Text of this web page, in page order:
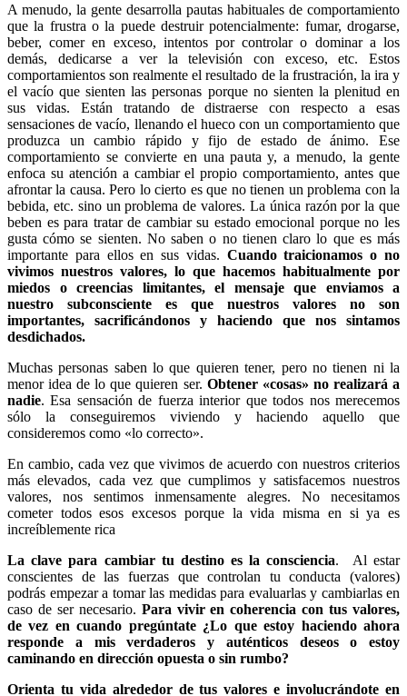
A menudo, la gente desarrolla pautas habituales de comportamiento
que la frustra o la puede destruir potencialmente: fumar, drogarse,
beber, comer en exceso, intentos por controlar o dominar a los
demás, dedicarse a ver la televisión con exceso, etc. Estos
comportamientos son realmente el resultado de la frustración, la ira y
el vacío que sienten las personas porque no sienten la plenitud en
sus vidas. Están tratando de distraerse con respecto a esas
sensaciones de vacío, llenando el hueco con un comportamiento que
produzca un cambio rápido y fijo de estado de ánimo. Ese
comportamiento se convierte en una pauta y, a menudo, la gente
enfoca su atención a cambiar el propio comportamiento, antes que
afrontar la causa. Pero lo cierto es que no tienen un problema con la
bebida, etc. sino un problema de valores. La única razón por la que
beben es para tratar de cambiar su estado emocional porque no les
gusta cómo se sienten. No saben o no tienen claro lo que es más
importante para ellos en sus vidas. Cuando traicionamos o no
vivimos nuestros valores, lo que hacemos habitualmente por
miedos o creencias limitantes, el mensaje que enviamos a
nuestro subconsciente es que nuestros valores no son
importantes, sacrificándonos y haciendo que nos sintamos
desdichados.
Muchas personas saben lo que quieren tener, pero no tienen ni la
menor idea de lo que quieren ser. Obtener «cosas» no realizará a
nadie. Esa sensación de fuerza interior que todos nos merecemos
sólo la conseguiremos viviendo y haciendo aquello que
consideremos como «lo correcto».
En cambio, cada vez que vivimos de acuerdo con nuestros criterios
más elevados, cada vez que cumplimos y satisfacemos nuestros
valores, nos sentimos inmensamente alegres. No necesitamos
cometer todos esos excesos porque la vida misma en si ya es
increíblemente rica
La clave para cambiar tu destino es la consciencia. Al estar
conscientes de las fuerzas que controlan tu conducta (valores)
podrás empezar a tomar las medidas para evaluarlas y cambiarlas en
caso de ser necesario. Para vivir en coherencia con tus valores,
de vez en cuando pregúntate ¿Lo que estoy haciendo ahora
responde a mis verdaderos y auténticos deseos o estoy
caminando en dirección opuesta o sin rumbo?
Orienta tu vida alrededor de tus valores e involucrándote en